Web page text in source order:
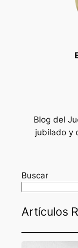
Blog del
jubilado y
Buscar
Artículos